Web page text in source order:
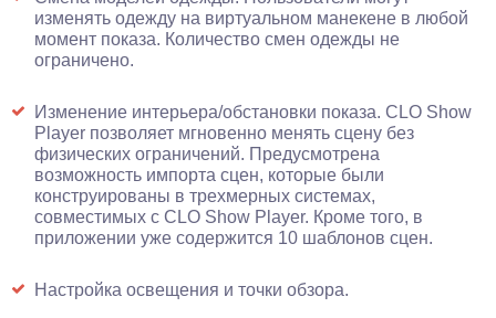
изменять одежду на виртуальном манекене в любой
момент показа. Количество смен одежды не
ограничено.
Изменение интерьера/обстановки показа. CLO Show
Player позволяет мгновенно менять сцену без
физических ограничений. Предусмотрена
возможность импорта сцен, которые были
конструированы в трехмерных системах,
совместимых с CLO Show Player. Кроме того, в
приложении уже содержится 10 шаблонов сцен.
Настройка освещения и точки обзора.